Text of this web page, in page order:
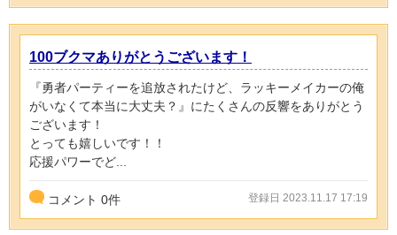
100ブクマありがとうございます！
『勇者パーティーを追放されたけど、ラッキーメイカーの俺
がいなくて本当に大丈夫？』にたくさんの反響をありがとう
ございます！
とっても嬉しいです！！
応援パワーでど...
コメント 0件 登録日 2023.11.17 17:19